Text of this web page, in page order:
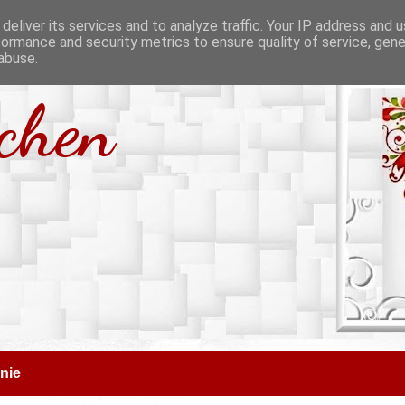
its services and to analyze traffic. Your IP address and
and security metrics to ensure quality of service,